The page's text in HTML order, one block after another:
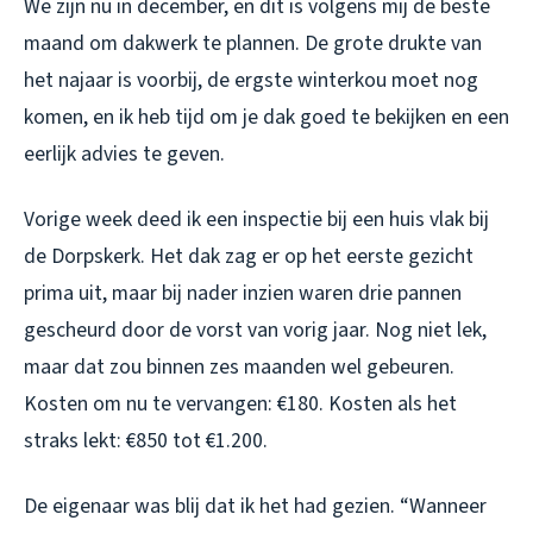
We zijn nu in december, en dit is volgens mij de beste
maand om dakwerk te plannen. De grote drukte van
het najaar is voorbij, de ergste winterkou moet nog
komen, en ik heb tijd om je dak goed te bekijken en een
eerlijk advies te geven.
Vorige week deed ik een inspectie bij een huis vlak bij
de Dorpskerk. Het dak zag er op het eerste gezicht
prima uit, maar bij nader inzien waren drie pannen
gescheurd door de vorst van vorig jaar. Nog niet lek,
maar dat zou binnen zes maanden wel gebeuren.
Kosten om nu te vervangen: €180. Kosten als het
straks lekt: €850 tot €1.200.
De eigenaar was blij dat ik het had gezien. “Wanneer